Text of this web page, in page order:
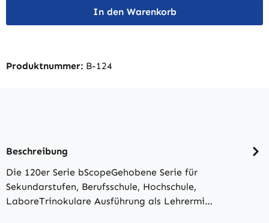
In den Warenkorb
Produktnummer: B-124
Beschreibung
Die 120er Serie bScopeGehobene Serie für
Sekundarstufen, Berufsschule, Hochschule,
LaboreTrinokulare Ausführung als Lehrermi…